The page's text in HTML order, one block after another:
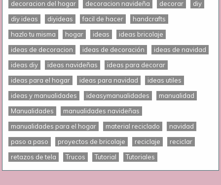
decoracion del hogar
decoracion navideña decorar
diy
diy ideas
diyideas facil de hacer
handcrafts
hazlo tu misma
hogar ideas
ideas bricolaje
ideas de decoracion
ideas de decoración
ideas de navidad
ideas diy
ideas navideñas
ideas para decorar
ideas para el hogar
ideas para navidad
ideas utiles
ideas y manualidades
ideasymanualidades
manualidad
Manualidades
manualidades navideñas
manualidades para el hogar
material reciclado
navidad
paso a paso
proyectos de bricolaje reciclaje
reciclar
retazos de tela
Trucos Tutorial Tutoriales